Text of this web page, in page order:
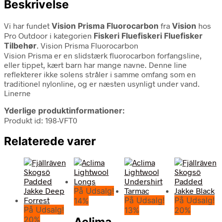
Beskrivelse
Vi har fundet Vision Prisma Fluorocarbon fra Vision hos
Pro Outdoor i kategorien Fiskeri Fluefiskeri Fluefisker
Tilbehør. Vision Prisma Fluorocarbon
Vision Prisma er en slidstærk fluorocarbon forfangsline,
eller tippet, kært barn har mange navne. Denne line
reflekterer ikke solens stråler i samme omfang som en
traditionel nylonline, og er næsten usynligt under vand.
Linerne
Yderlige produktinformationer:
Produkt id: 198-VFT0
Relaterede varer
På Udsalg!
20%
På Udsalg!
14%
På Udsalg!
13%
På Udsalg!
20%